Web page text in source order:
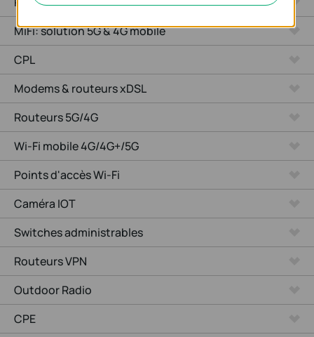
MiFi: solution 5G & 4G mobile
CPL
Modems & routeurs xDSL
Routeurs 5G/4G
Wi-Fi mobile 4G/4G+/5G
Points d'accès Wi-Fi
Caméra IOT
Switches administrables
Routeurs VPN
Outdoor Radio
CPE